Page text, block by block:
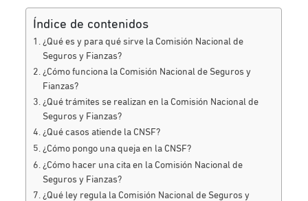
Índice de contenidos
¿Qué es y para qué sirve la Comisión Nacional de
Seguros y Fianzas?
¿Cómo funciona la Comisión Nacional de Seguros y
Fianzas?
¿Qué trámites se realizan en la Comisión Nacional de
Seguros y Fianzas?
¿Qué casos atiende la CNSF?
¿Cómo pongo una queja en la CNSF?
¿Cómo hacer una cita en la Comisión Nacional de
Seguros y Fianzas?
¿Qué ley regula la Comisión Nacional de Seguros y